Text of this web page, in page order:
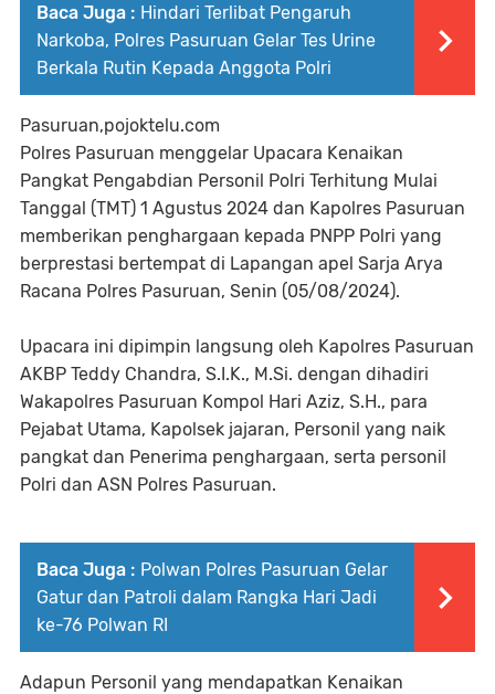
Baca Juga : Hindari Terlibat Pengaruh
Narkoba, Polres Pasuruan Gelar Tes Urine
Berkala Rutin Kepada Anggota Polri
Pasuruan,pojoktelu.com
Polres Pasuruan menggelar Upacara Kenaikan
Pangkat Pengabdian Personil Polri Terhitung Mulai
Tanggal (TMT) 1 Agustus 2024 dan Kapolres Pasuruan
memberikan penghargaan kepada PNPP Polri yang
berprestasi bertempat di Lapangan apel Sarja Arya
Racana Polres Pasuruan, Senin (05/08/2024).
Upacara ini dipimpin langsung oleh Kapolres Pasuruan
AKBP Teddy Chandra, S.I.K., M.Si. dengan dihadiri
Wakapolres Pasuruan Kompol Hari Aziz, S.H., para
Pejabat Utama, Kapolsek jajaran, Personil yang naik
pangkat dan Penerima penghargaan, serta personil
Polri dan ASN Polres Pasuruan.
Baca Juga : Polwan Polres Pasuruan Gelar
Gatur dan Patroli dalam Rangka Hari Jadi
ke-76 Polwan RI
Adapun Personil yang mendapatkan Kenaikan